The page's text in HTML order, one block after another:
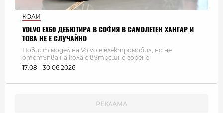
КОЛИ
VOLVO EX60 ДЕБЮТИРА В СОФИЯ В САМОЛЕТЕН ХАНГАР И
ТОВА НЕ Е СЛУЧАЙНО
Новият модел на Volvo е електромобил, но не
отстъпва на кола с вътрешно горене
17:08 - 30.06.2026